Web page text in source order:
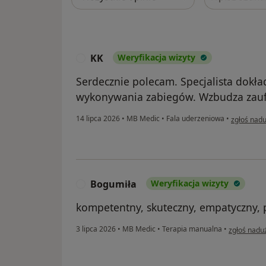
KK Weryfikacja wizyty
Serdecznie polecam. Specjalista
wykonywania zabiegów. Wzbudza
14 lipca 2026 • MB Medic • Fala uderzeniowa • w opinii
zgłoś
Bogumiła Weryfikacja wizyty
kompetentny, skuteczny, empatyczny,
3 lipca 2026 • MB Medic • Terapia manualna • w opinii
zgłoś